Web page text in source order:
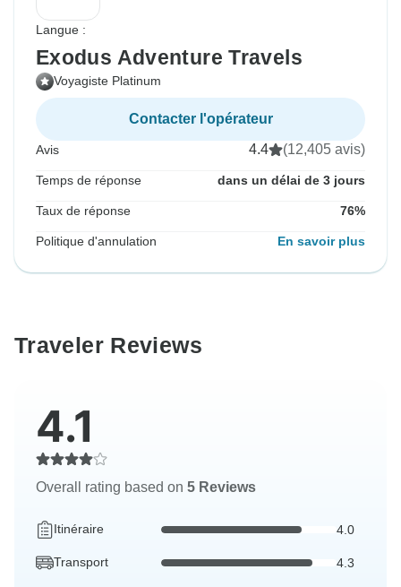
Langue :
Exodus Adventure Travels
Voyagiste Platinum
Contacter l'opérateur
Avis 4.4 (12,405 avis)
Temps de réponse dans un délai de 3 jours
Taux de réponse 76%
Politique d'annulation En savoir plus
Traveler Reviews
4.1
Overall rating based on 5 Reviews
Itinéraire 4.0
Transport 4.3